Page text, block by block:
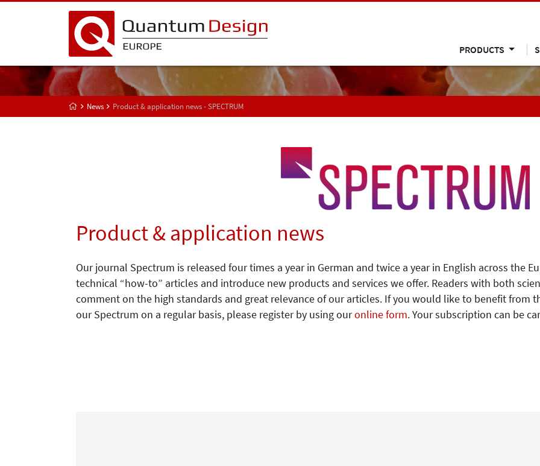
PRODUCTS
News Product & application news - SPECTRUM
Product & application news
Our journal Spectrum is released four times a year in German and twice a year in English across the
technical “how-to” articles and introduce new products and services we offer. Readers with both
comment on the high standards and great relevance of our articles. If you would like to benefit from
our Spectrum on a regular basis, please register by using ouronline form. Your subscription can be